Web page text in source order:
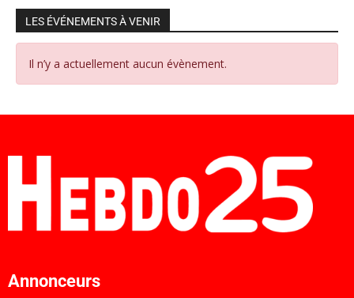
LES ÉVÉNEMENTS À VENIR
Il n’y a actuellement aucun évènement.
Annonceurs